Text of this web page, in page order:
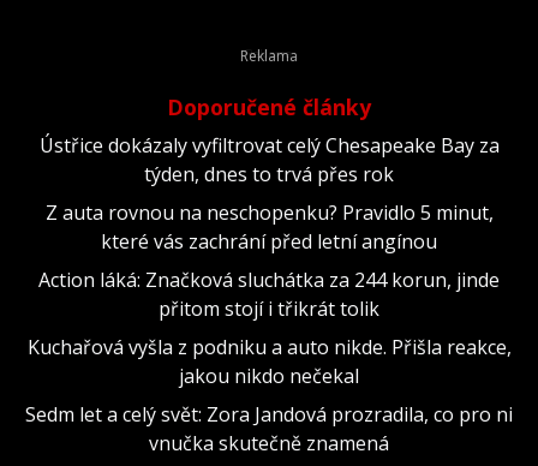
Doporučené články
Ústřice dokázaly vyfiltrovat celý Chesapeake Bay za
týden, dnes to trvá přes rok
Z auta rovnou na neschopenku? Pravidlo 5 minut,
které vás zachrání před letní angínou
Action láká: Značková sluchátka za 244 korun, jinde
přitom stojí i třikrát tolik
Kuchařová vyšla z podniku a auto nikde. Přišla reakce,
jakou nikdo nečekal
Sedm let a celý svět: Zora Jandová prozradila, co pro ni
vnučka skutečně znamená